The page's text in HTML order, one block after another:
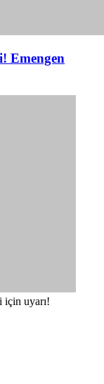
Emengen
için uyarı!